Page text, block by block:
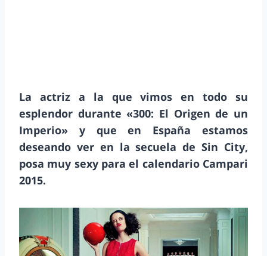
La actriz a la que vimos en todo su
esplendor durante «300: El Origen de un
Imperio» y que en España estamos
deseando ver en la secuela de Sin City,
posa muy sexy para el calendario Campari
2015.